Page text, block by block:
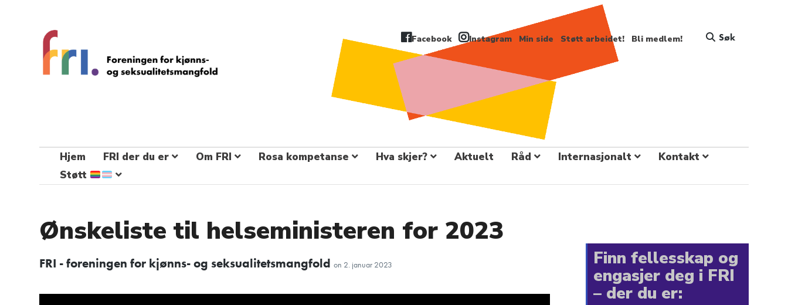
Facebook Instagram Min side Støtt arbeidet! Bli medlem! Søk
Hjem FRI der du er Om FRI Rosa kompetanse Hva skjer? Aktuelt Råd Internasjonalt
Kontakt
Støtt
Ønskeliste til helseministeren for 2023
FRI - foreningen for kjønns- og seksualitetsmangfoldon 2. januar 2023 Finn fellesskap og
engasjer deg i FRI
– der du er: